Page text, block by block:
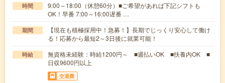
時間
9:00～18:00（休憩60分）■ご希望があれば下記シフトも
OK！早番 7:00～16:00遅番 …
期間
【現在も積極採用中！急募！】長期でじっくり安心して働け
る！応募から最短2～3日後に就業可能！
時給
無資格未経験：時給1200円～ ■週払いOK ■扶養内OK ■
日収9600円以上
交通費